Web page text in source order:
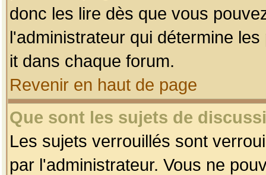
donc les lire dès que vous
l'administrateur qui détermine
it dans chaque forum.
Revenir en haut de page
Que sont les sujets de
Les sujets verrouillés sont
par l'administrateur. Vous ne